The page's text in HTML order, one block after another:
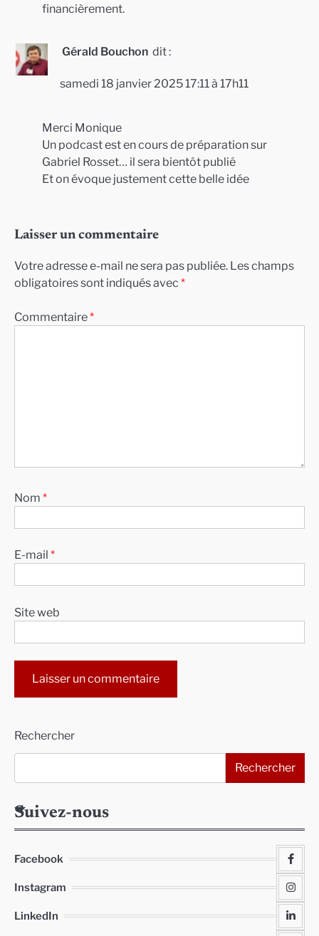
financièrement.
Gérald Bouchon dit :
samedi 18 janvier 2025 17:11 à 17h11
Merci Monique
Un podcast est en cours de préparation sur
Gabriel Rosset… il sera bientôt publié
Et on évoque justement cette belle idée
Laisser un commentaire
Votre adresse e-mail ne sera pas publiée. Les champs
obligatoires sont indiqués avec *
Commentaire*
Nom *
E-mail *
Site web
Rechercher
Rechercher
Suivez-nous
Facebook
Instagram
LinkedIn